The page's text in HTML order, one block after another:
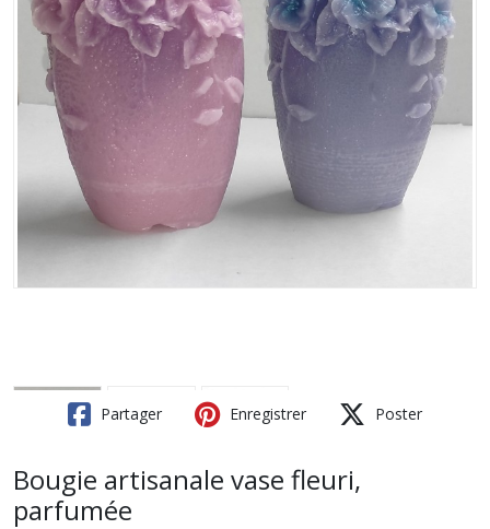
Partager Enregistrer Poster
Bougie artisanale vase fleuri,
parfumée